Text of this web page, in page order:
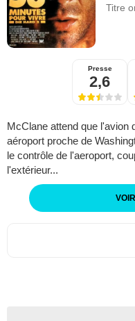
Titre
Presse
2,6
McClane attend que l'avion
aéroport proche de
le contrôle de l'aeroport,
l'extérieur...